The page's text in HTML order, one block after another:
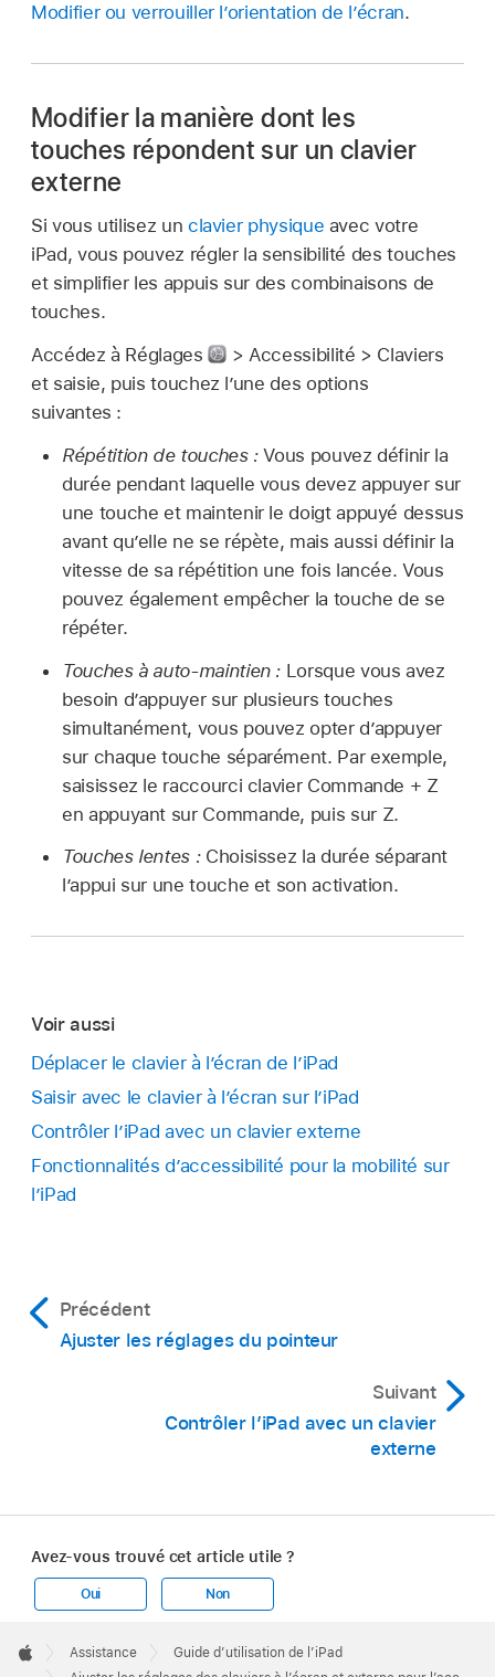
Modifier ou verrouiller l’orientation de l’écran.
Modifier la manière dont les
touches répondent sur un clavier
externe
Si vous utilisez un clavier physique avec votre
iPad, vous pouvez régler la sensibilité des touches
et simplifier les appuis sur des combinaisons de
touches.
Accédez à Réglages
> Accessibilité > Claviers
et saisie, puis touchez l’une des options
suivantes :
Répétition de touches :Vous pouvez définir la
durée pendant laquelle vous devez appuyer sur
une touche et maintenir le doigt appuyé dessus
avant qu’elle ne se répète, mais aussi définir la
vitesse de sa répétition une fois lancée. Vous
pouvez également empêcher la touche de se
répéter.
Touches à auto-maintien : Lorsque vous avez
besoin d’appuyer sur plusieurs touches
simultanément, vous pouvez opter d’appuyer
sur chaque touche séparément. Par exemple,
saisissez le raccourci clavier Commande + Z
en appuyant sur Commande, puis sur Z.
Touches lentes :Choisissez la durée séparant
l’appui sur une touche et son activation.
Voir aussi
Déplacer le clavier à l’écran de l’iPad
Saisir avec le clavier à l’écran sur l’iPad
Contrôler l’iPad avec un clavier externe
Fonctionnalités d’accessibilité pour la mobilité sur
l’iPad
Précédent
Ajuster les réglages du pointeur
Suivant
Contrôler l’iPad avec un clavier
externe
Avez-vous trouvé cet article utile ?
Oui Non
Footer

Apple
Assistance
Guide d’utilisation de l’iPad